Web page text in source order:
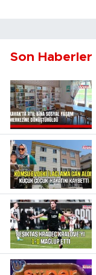
Son Haberler